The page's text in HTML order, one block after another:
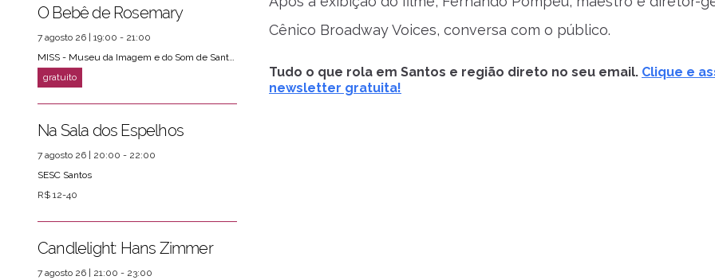
Cênico Broadway Voices, conversa com o público.
Tudo o que rola em Santos e região direto no seu email. Clique e
newsletter gratuita!
O Bebê de Rosemary
7 agosto 26 | 19:00 - 21:00
MISS - Museu da Imagem e do Som de Santos
Na Sala dos Espelhos
7 agosto 26 | 20:00 - 22:00
SESC Santos
R$ 12-40
Candlelight: Hans Zimmer
7 agosto 26 | 21:00 - 23:00